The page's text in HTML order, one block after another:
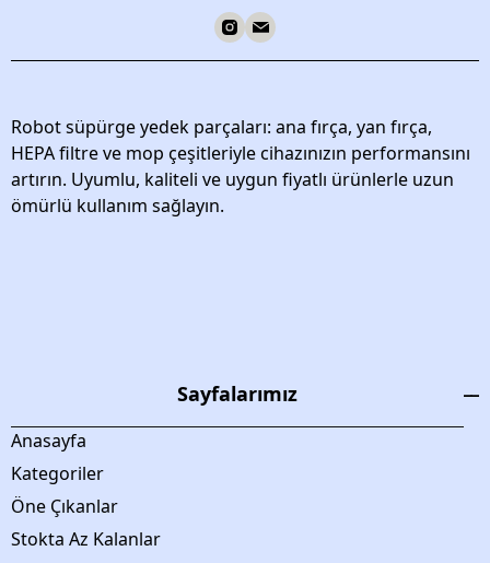
Robot süpürge yedek parçaları: ana fırça, yan fırça,
HEPA filtre ve mop çeşitleriyle cihazınızın performansını
artırın. Uyumlu, kaliteli ve uygun fiyatlı ürünlerle uzun
ömürlü kullanım sağlayın.
Sayfalarımız
Anasayfa
Kategoriler
Öne Çıkanlar
Stokta Az Kalanlar